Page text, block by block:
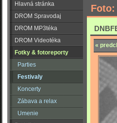
Hlavná stránka
DROM Spravodaj
DROM MP3téka
DROM Videotéka
Fotky & fotoreporty
Parties
Festivaly
Koncerty
Zábava a relax
Umenie
Foto:
«